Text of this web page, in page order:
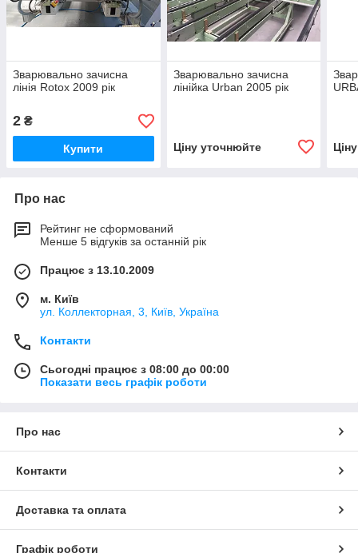
Зварювально зачисна
лінія Rotox 2009 рік
2 ₴
Купити
Зварювально зачисна
лінійка Urban 2005 рік
Ціну уточнюйте
Про нас
Рейтинг не сформований
Менше 5 відгуків за останній рік
Працює з 13.10.2009
м. Київ
ул. Коллекторная, 3, Київ, Україна
Контакти
Сьогодні працює з 08:00 до 00:00
Показати весь графік роботи
Про нас
Контакти
Доставка та оплата
Графік роботи